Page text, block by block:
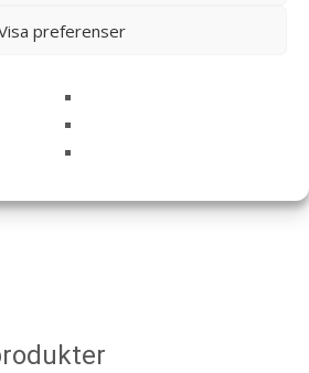
preferenser
e-postadress och webbplats i